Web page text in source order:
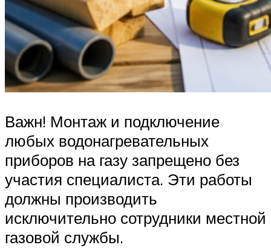
Важн! Монтаж и подключение
любых водонагревательных
приборов на газу запрещено без
участия специалиста. Эти работы
должны производить
исключительно сотрудники местной
газовой службы.